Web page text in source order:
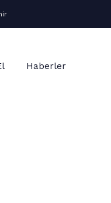
Haberler